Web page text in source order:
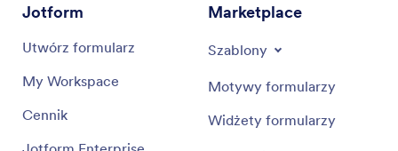
Jotform
Utwórz formularz
My Workspace
Cennik
Marketplace
Szablony
Motywy formularzy
Widżety formularzy